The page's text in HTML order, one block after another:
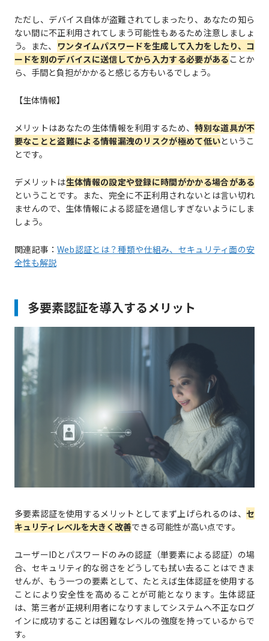
ただし、デバイス自体が盗難されてしまったり、あなたの知ら
ない間に不正利用されてしまう可能性もあるため注意しましょ
う。また、 ワンタイムパスワードを生成して入力をしたり、コ
ードを別のデバイスに送信してから入力する必要がある ことか
ら、手間と負担がかかると感じる方もいるでしょう。
【生体情報】
メリットはあなたの生体情報を利用するため、特別な道具が不
要なことと盗難による情報漏洩のリスクが極めて低いというこ
とです。
デメリットは生体情報の設定や登録に時間がかかる場合がある
ということです。また、完全に不正利用されないとは言い切れ
ませんので、生体情報による認証を過信しすぎないようにしま
しょう。
関連記事：Web認証とは？種類や仕組み、セキュリティ面の安
全性も解説
多要素認証を導入するメリット
多要素認証を使用するメリットとしてまず上げられるのは、セ
キュリティレベルを大きく改善できる可能性が高い点です。
ユーザーIDとパスワードのみの認証（単要素による認証）の場
合、セキュリティ的な弱さをどうしても拭い去ることはできま
せんが、もう一つの要素として、たとえば生体認証を使用する
ことにより安全性を高めることが可能となります。生体認証
は、第三者が正規利用者になりすましてシステムへ不正なログ
インに成功することは困難なレベルの強度を持っているからで
す。